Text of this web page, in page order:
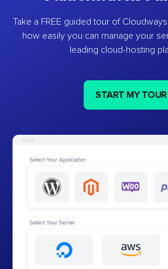
Take a FREE guided tour of
how easily you can manage your
leading cloud-hosting
START MY TOUR